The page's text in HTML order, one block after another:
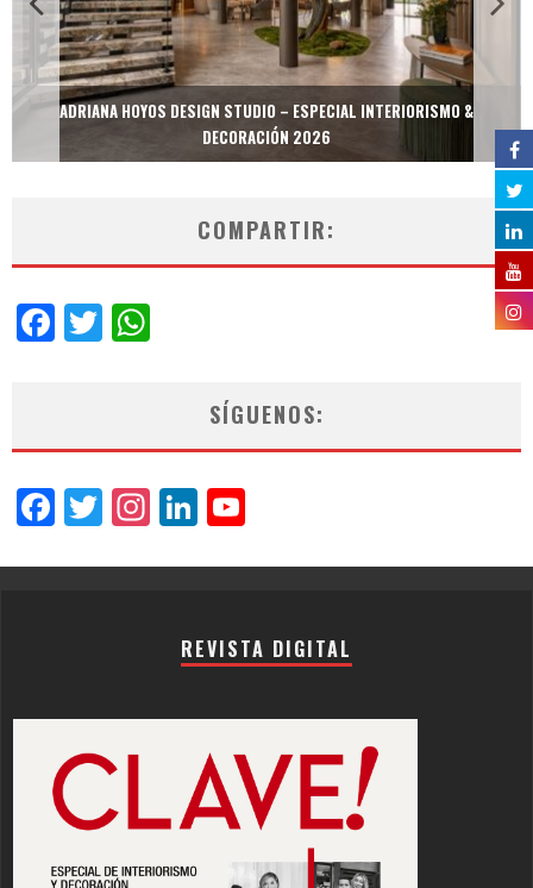
ADRIANA HOYOS DESIGN STUDIO – ESPECIAL INTERIORISMO &
DECORACIÓN 2026
COMPARTIR:
Facebook
Twitter
SÍGUENOS:
Facebook
Twitter
Instagram
LinkedIn
REVISTA DIGITAL